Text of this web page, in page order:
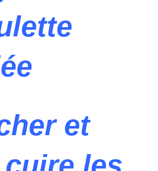
et